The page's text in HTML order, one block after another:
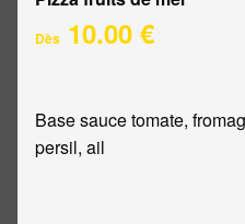
Dès 10.00 €
Base sauce tomate,
persil, ail